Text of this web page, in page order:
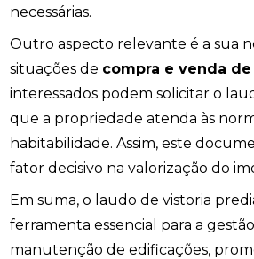
necessárias.
Outro aspecto relevante é a sua
situações de compra e venda
interessados podem solicitar o
que a propriedade atenda às
habitabilidade. Assim, este
fator decisivo na valorização do
Em suma, o laudo de vistoria
ferramenta essencial para a
manutenção de edificações,